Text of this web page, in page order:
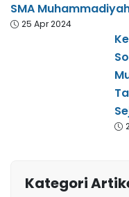
SMA
25 Apr 2024
Kategori